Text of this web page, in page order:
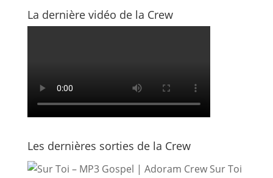
La dernière vidéo de la Crew
Les dernières sorties de la Crew
Sur Toi